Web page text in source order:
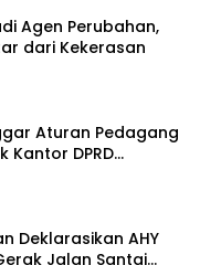
Agen Perubahan,
dari Kekerasan
Aturan Pedagang
Kantor DPRD
Deklarasikan AHY
Jalan Santai